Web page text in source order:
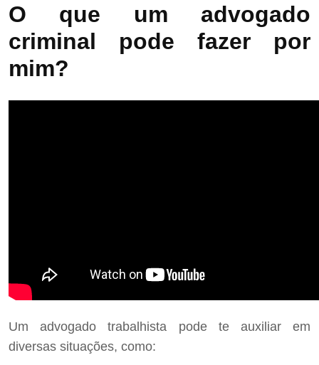
O que um advogado
criminal pode fazer por
mim?
Um advogado trabalhista pode te auxiliar em
diversas situações, como: